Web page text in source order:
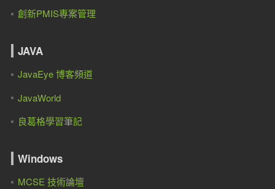
創新PMIS專案管理
JAVA
JavaEye 博客頻道
JavaWorld
良葛格學習筆記
Windows
MCSE 技術論壇